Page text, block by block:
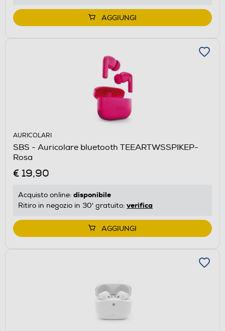
AGGIUNGI
AURICOLARI
SBS - Auricolare bluetooth TEEARTWSSPIKEP-
Rosa
€ 19,90
Acquisto online: disponibile
Ritiro in negozio in 30' gratuito: verifica
AGGIUNGI